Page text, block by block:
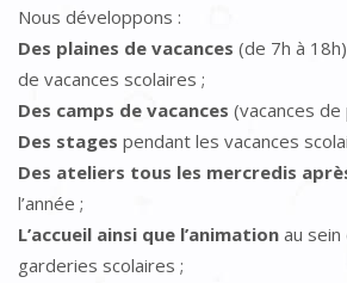
Nous développons :
Des plaines de vacances (de 7h à
de vacances scolaires ;
Des camps de vacances (vacances
Des stages pendant les vacances
Des ateliers tous les mercredis
l’année ;
L’accueil ainsi que l’animation au
garderies scolaires ;